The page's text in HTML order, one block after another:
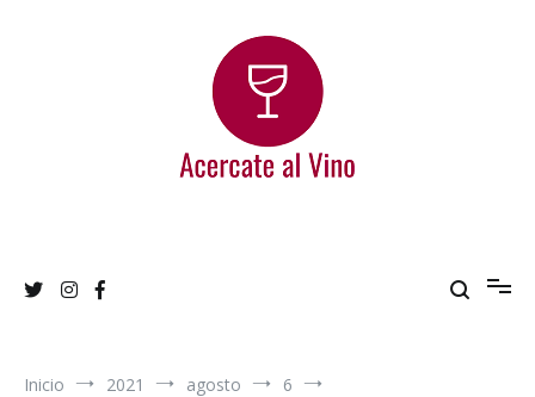
Inicio 2021 agosto
6